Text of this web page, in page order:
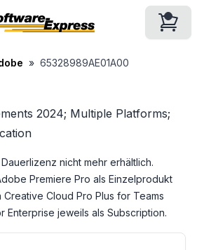
65328989AE01A00
2024; Multiple Platforms;
nicht mehr erhältlich.
Premiere Pro als Einzelprodukt
Creative Cloud Pro Plus for Teams
Enterprise jeweils als Subscription.